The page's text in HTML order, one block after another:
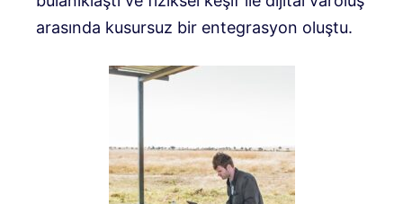
arasında kusursuz bir entegrasyon oluştu.